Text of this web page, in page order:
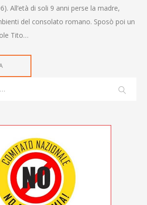
All’età di soli 9 anni perse la madre,
del consolato romano. Sposò poi un
Tito…